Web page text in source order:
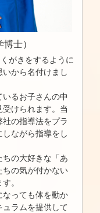
士）
がきをするように
から名付けまし
るお子さんの中
けられます。当
の指導法をプラ
ながら指導をし
の大好きな「あ
ちの気が付かない
。
なっても体を動か
ラムを提供して